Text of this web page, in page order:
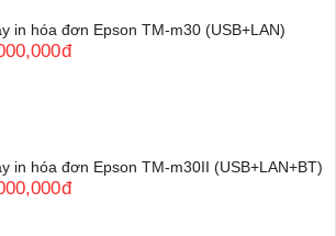
in hóa đơn Epson TM-m30 (USB+LAN)
đ
in hóa đơn Epson TM-m30II (USB+LAN+BT)
đ